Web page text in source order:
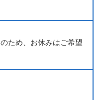
ため、お休みはご希望